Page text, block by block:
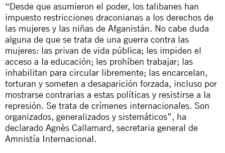
“Desde que asumieron el poder, los talibanes han
impuesto restricciones draconianas a los derechos de
las mujeres y las niñas de Afganistán. No cabe duda
alguna de que se trata de una guerra contra las
mujeres: las privan de vida pública; les impiden el
acceso a la educación; les prohíben trabajar; las
inhabilitan para circular libremente; las encarcelan,
torturan y someten a desaparición forzada, incluso por
mostrarse contrarias a estas políticas y resistirse a la
represión. Se trata de crímenes internacionales. Son
organizados, generalizados y sistemáticos”, ha
declarado Agnès Callamard, secretaria general de
Amnistía Internacional.